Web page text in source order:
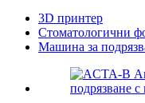
3D принтер
Стоматологични
Машина за